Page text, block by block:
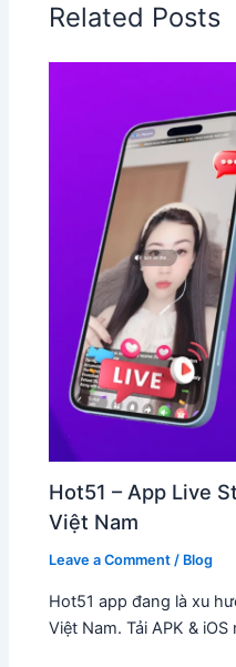
Related Posts
Hot51 – App Live
Việt Nam
Leave a Comment / Blog
Hot51 app đang là xu
Việt Nam. Tải APK &